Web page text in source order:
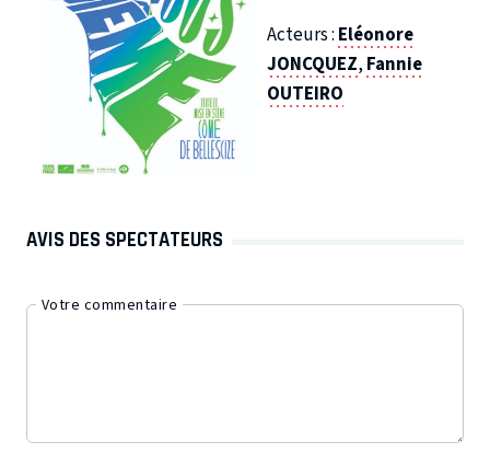
Acteurs : Eléonore
JONCQUEZ, Fannie
OUTEIRO
AVIS DES SPECTATEURS
Votre commentaire